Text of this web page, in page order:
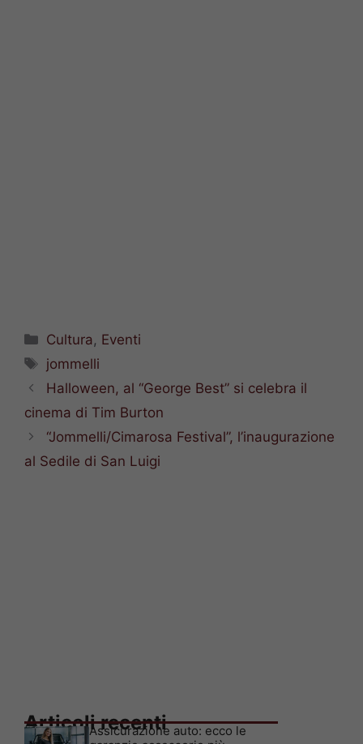
Categorie
Cultura, Eventi
Tag
jommelli
Halloween, al “George Best” si celebra il
cinema di Tim Burton
“Jommelli/Cimarosa Festival”, l’inaugurazione
al Sedile di San Luigi
Articoli recenti
Assicurazione auto: ecco le